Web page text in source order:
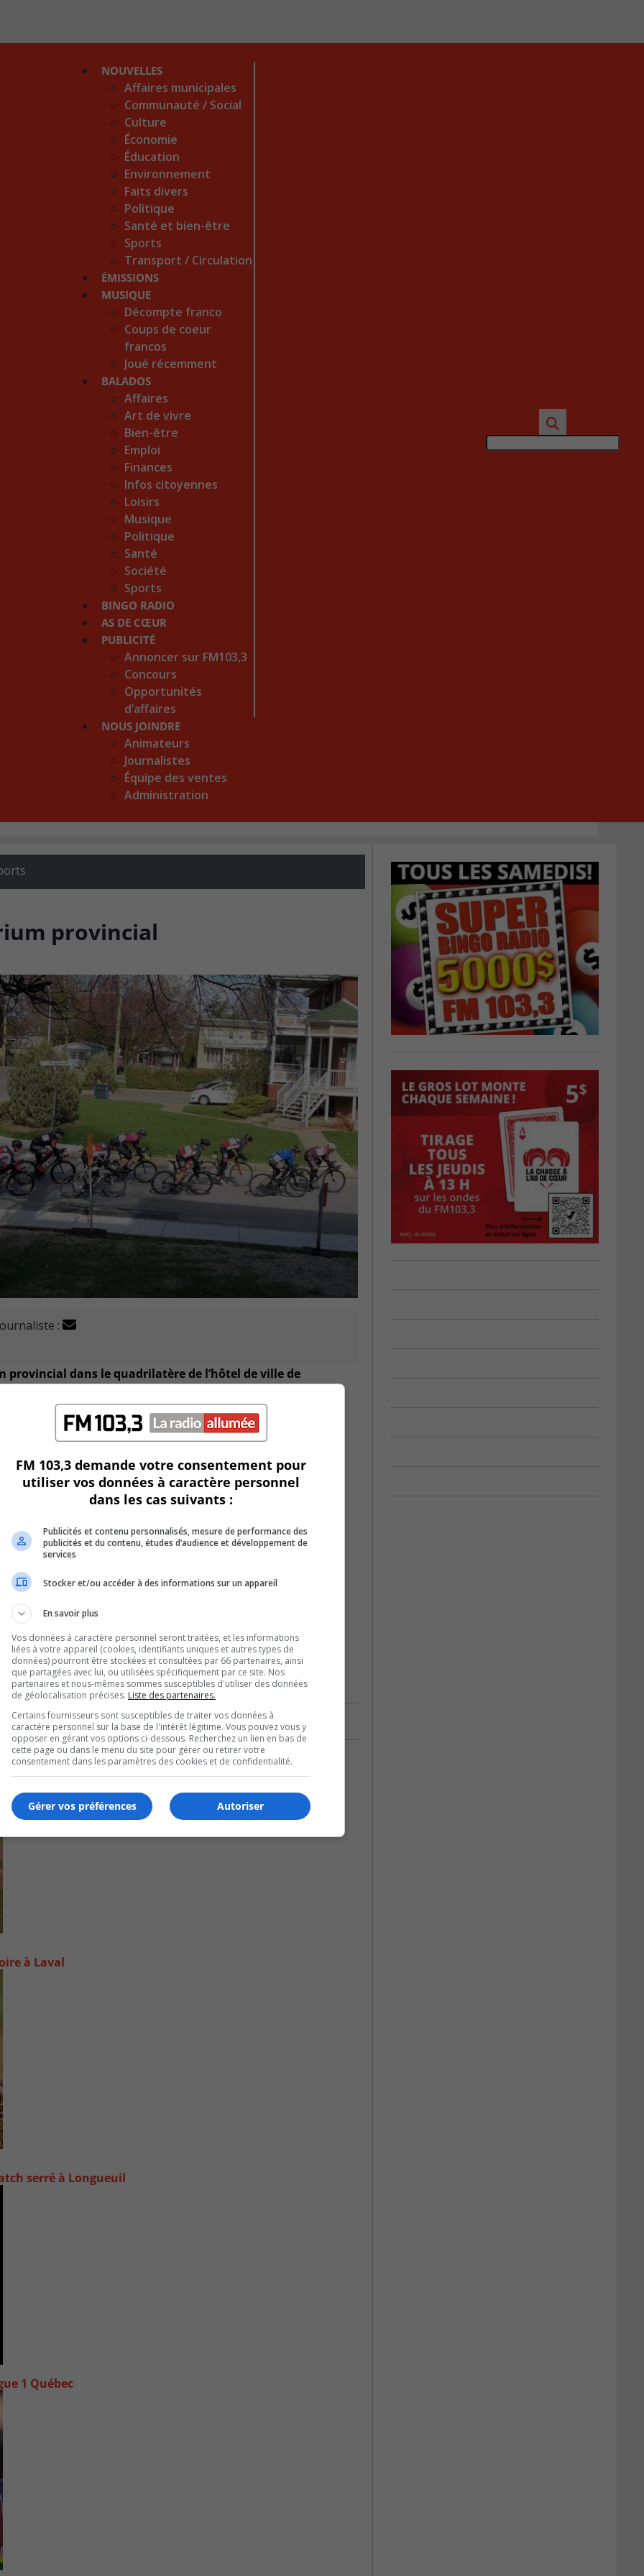
NOUVELLES
Affaires municipales
Communauté / Social
Culture
Économie
Éducation
Environnement
Faits divers
Politique
Santé et bien-être
Sports
Transport / Circulation
ÉMISSIONS
MUSIQUE
Décompte franco
Coups de coeur
francos
Joué récemment
BALADOS
Affaires
Art de vivre
Bien-être
Emploi
Finances
Infos citoyennes
Loisirs
Musique
Politique
Santé
Société
Sports
BINGO RADIO
AS DE CŒUR
PUBLICITÉ
Annoncer sur FM103,3
Concours
Opportunités
d’affaires
NOUS JOINDRE
Animateurs
Journalistes
Équipe des ventes
Administration
provincial
:
dans le quadrilatère de l’hôtel de ville de
et met en scène diverses catégories de coureurs.
et doivent pousser la performance en 60 minutes par
elle est d’une durée de 20 minutes.
barrées, ou fortement limitées d’accès.
à Laval
serré à Longueuil
1 Québec
FM 103,3 demande votre consentement pour
utiliser vos données à caractère personnel
dans les cas suivants :
Publicités et contenu personnalisés, mesure de performance des
publicités et du contenu, études d’audience et développement de
services
Stocker et/ou accéder à des informations sur un appareil
En savoir plus
Vos données à caractère personnel seront traitées, et les informations
liées à votre appareil (cookies, identifiants uniques et autres types de
données) pourront être stockées et consultées par 66 partenaires, ainsi
que partagées avec lui, ou utilisées spécifiquement par ce site. Nos
partenaires et nous-mêmes sommes susceptibles d'utiliser des données
de géolocalisation précises. Liste des partenaires.
Certains fournisseurs sont susceptibles de traiter vos données à
caractère personnel sur la base de l'intérêt légitime. Vous pouvez vous y
opposer en gérant vos options ci-dessous. Recherchez un lien en bas de
cette page ou dans le menu du site pour gérer ou retirer votre
consentement dans les paramètres des cookies et de confidentialité.
Autoriser
Gérer vos préférences